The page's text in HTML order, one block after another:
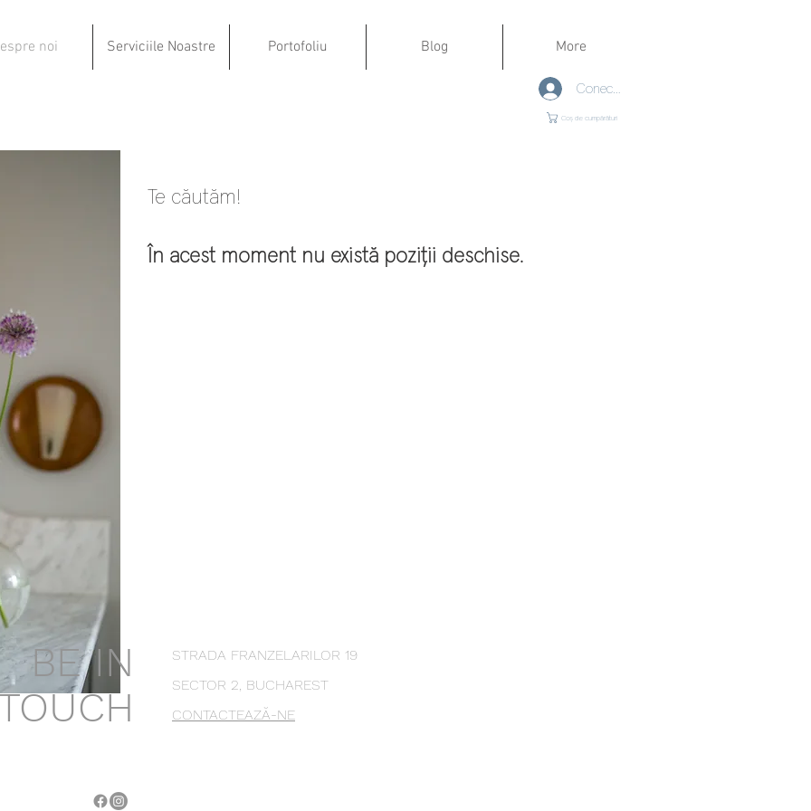
noi Serviciile Noastre Portofoliu Blog More
Conectează-te
Coș de cumpărături
Te căutăm!
În acest moment nu există poziții deschise.
IN
STRADA FRANZELARILOR 19
SECTOR 2, BUCHAREST
CONTACTEAZĂ-NE